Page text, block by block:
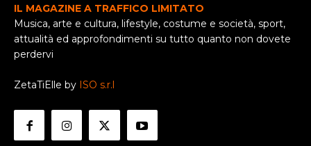
IL MAGAZINE A TRAFFICO LIMITATO
Musica, arte e cultura, lifestyle, costume e società, sport,
attualità ed approfondimenti su tutto quanto non dovete
perdervi
ZetaTiElle by ISO s.r.l